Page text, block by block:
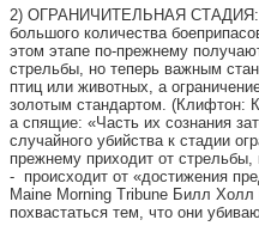
2) ОГРАНИЧИТЕЛЬНАЯ СТАДИЯ: В
большого количества
этом этапе по-прежнему
стрельбы, но теперь важным
птиц или животных, а
золотым стандартом. (Клифтон:
а спящие: «Часть их сознания
случайного убийства к стадии
прежнему приходит от
- происходит от «достижения
Maine Morning Tribune Билл
похвастаться тем, что они